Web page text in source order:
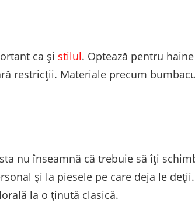
ca și stilul. Optează pentru
restricții. Materiale precum
nu înseamnă că trebuie să îți
și la piesele pe care deja le
la o ținută clasică.